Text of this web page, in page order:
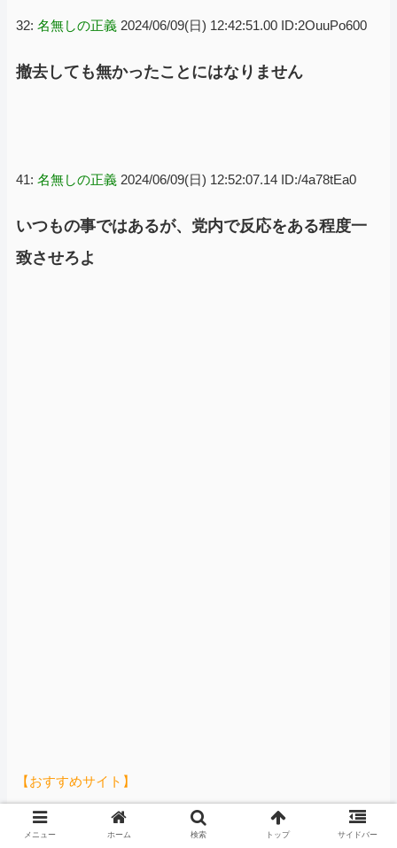
32: 名無しの正義 2024/06/09(日) 12:42:51.00 ID:2OuuPo600
撤去しても無かったことにはなりません
41: 名無しの正義 2024/06/09(日) 12:52:07.14 ID:/4a78tEa0
いつもの事ではあるが、党内で反応をある程度一
致させろよ
【おすすめサイト】
【知ってた速報】サヨク界隈「首相官邸の高市熊本訪問
動画にBGMが付いてる！災害利用ガー！」→産経
メニュー ホーム 検索 トップ サイドバー